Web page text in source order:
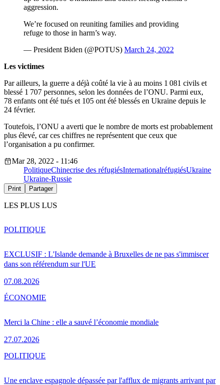
aggression.
We’re focused on reuniting families and providing
refuge to those in harm’s way.
— President Biden (@POTUS) March 24, 2022
Les victimes
Par ailleurs, la guerre a déjà coûté la vie à au moins 1 081 civils et
blessé 1 707 personnes, selon les données de l’ONU. Parmi eux,
78 enfants ont été tués et 105 ont été blessés en Ukraine depuis le
24 février.
Toutefois, l’ONU a averti que le nombre de morts est probablement
plus élevé, car ces chiffres ne représentent que ceux que
l’organisation a pu confirmer.
Mar 28, 2022 - 11:46
PolitiqueChinecrise des réfugiésInternationalréfugiésUkraine
Ukraine-Russie
Print Partager
LES PLUS LUS
EXCLUSIF : L'Islande demande à Bruxelles de ne pas s'immiscer
dans son référendum sur l'UE
07.08.2026
POLITIQUE
Merci la Chine : elle a sauvé l’économie mondiale
27.07.2026
ÉCONOMIE
Une enclave espagnole dépassée par l'afflux de migrants arrivant par
POLITIQUE